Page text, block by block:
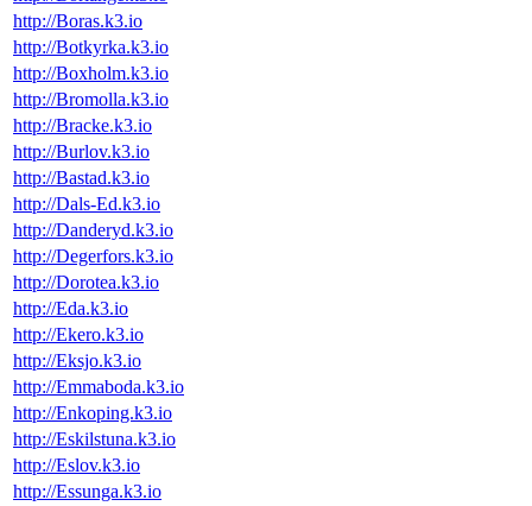
http://Boras.k3.io
http://Botkyrka.k3.io
http://Boxholm.k3.io
http://Bromolla.k3.io
http://Bracke.k3.io
http://Burlov.k3.io
http://Bastad.k3.io
http://Dals-Ed.k3.io
http://Danderyd.k3.io
http://Degerfors.k3.io
http://Dorotea.k3.io
http://Eda.k3.io
http://Ekero.k3.io
http://Eksjo.k3.io
http://Emmaboda.k3.io
http://Enkoping.k3.io
http://Eskilstuna.k3.io
http://Eslov.k3.io
http://Essunga.k3.io